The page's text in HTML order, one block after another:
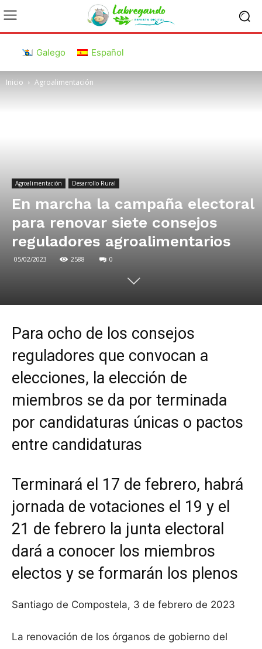
Galego Español
Inicio Agroalimentación
Agroalimentación Desarrollo Rural
En marcha la campaña electoral
para renovar siete consejos
reguladores agroalimentarios
05/02/2023 2588 0
Para ocho de los consejos
reguladores que convocan a
elecciones, la elección de
miembros se da por terminada
por candidaturas únicas o pactos
entre candidaturas
Terminará el 17 de febrero, habrá
jornada de votaciones el 19 y el
21 de febrero la junta electoral
dará a conocer los miembros
electos y se formarán los plenos
Santiago de Compostela, 3 de febrero de 2023
La renovación de los órganos de gobierno del